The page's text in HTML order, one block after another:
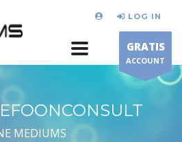
LOG IN
GRATIS
ACCOUNT
MEDIUMS